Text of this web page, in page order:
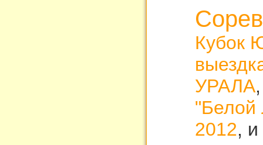
Кубок
УРАЛА
"Белой
2012,